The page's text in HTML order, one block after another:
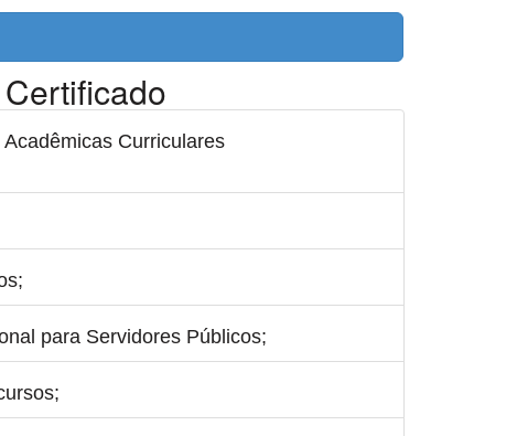
Curriculares
para Servidores Públicos;